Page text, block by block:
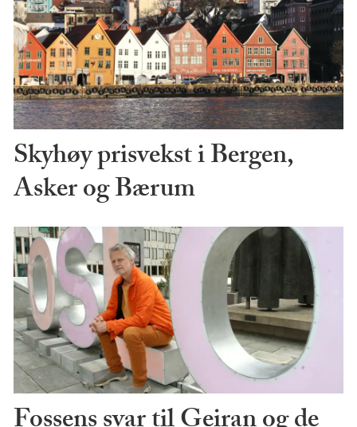
Skyhøy prisvekst i Bergen,
Asker og Bærum